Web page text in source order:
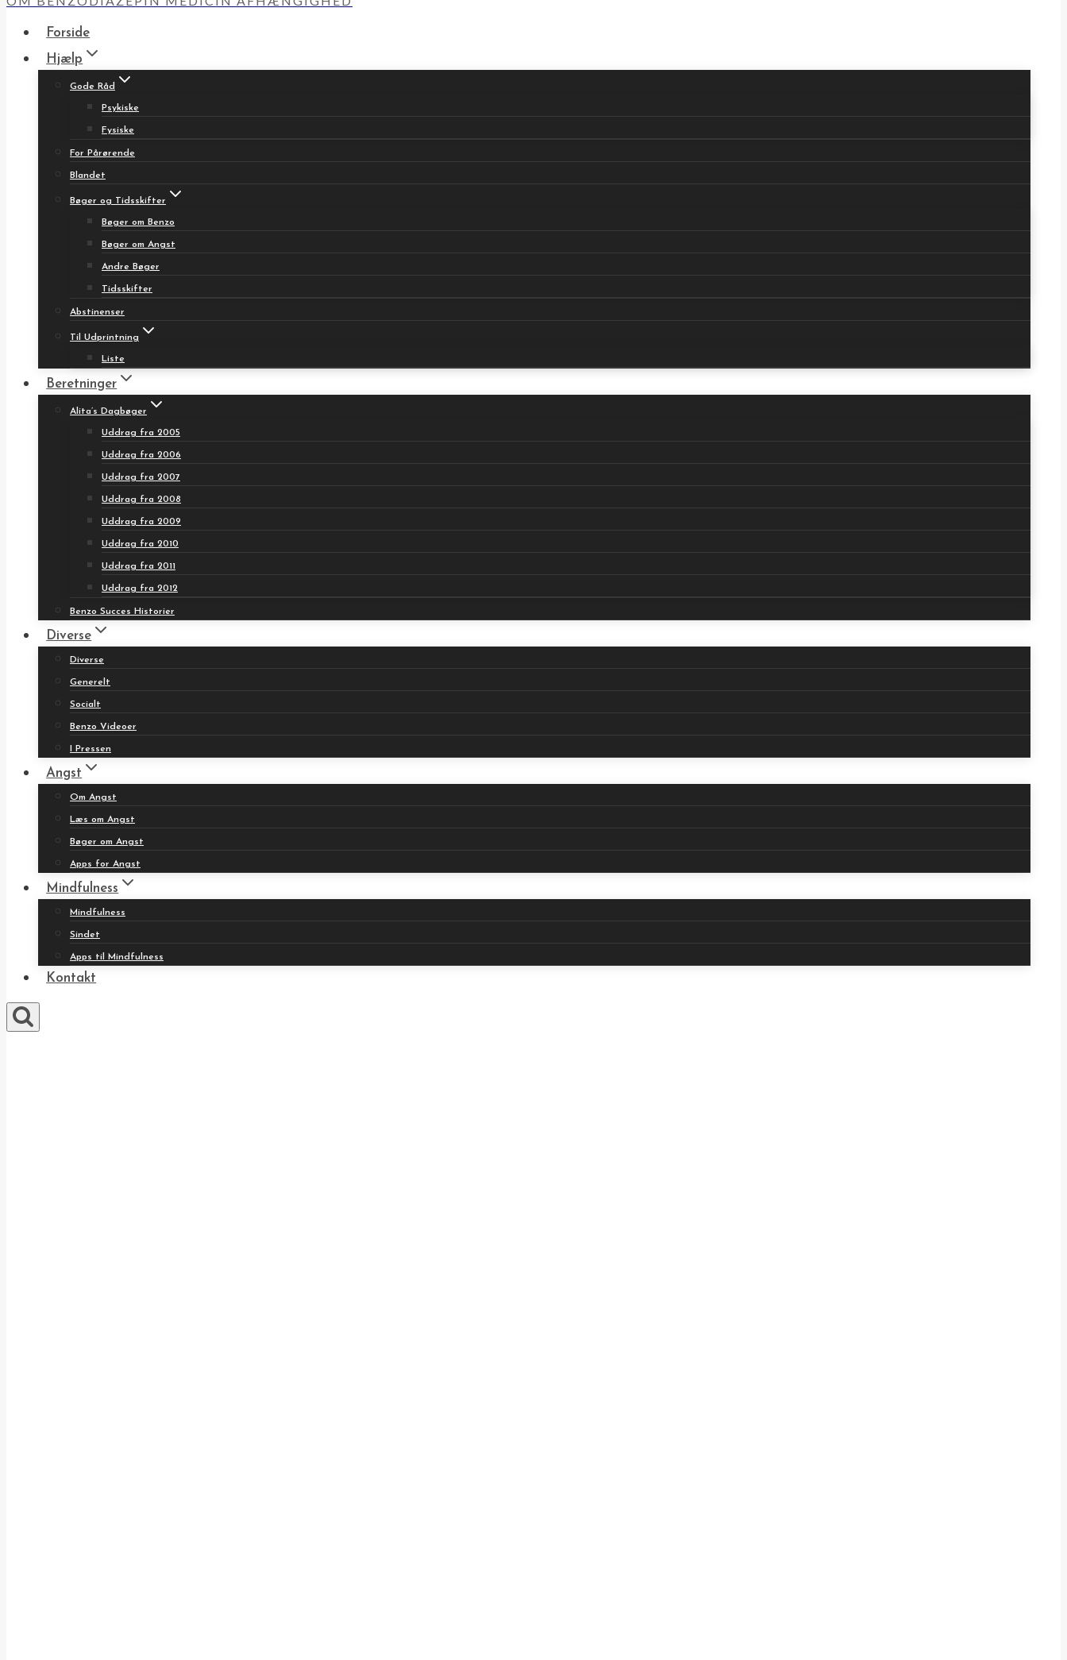
Forside
Hjælp
Gode Råd
Psykiske
Fysiske
For Pårørende
Blandet
Bøger og Tidsskifter
Bøger om Benzo
Bøger om Angst
Andre Bøger
Tidsskifter
Abstinenser
Til Udprintning
Liste
Beretninger
Alita’s Dagbøger
Uddrag fra 2005
Uddrag fra 2006
Uddrag fra 2007
Uddrag fra 2008
Uddrag fra 2009
Uddrag fra 2010
Uddrag fra 2011
Uddrag fra 2012
Benzo Succes Historier
Diverse
Diverse
Generelt
Socialt
Benzo Videoer
I Pressen
Angst
Om Angst
Læs om Angst
Bøger om Angst
Apps for Angst
Mindfulness
Mindfulness
Sindet
Apps til Mindfulness
Kontakt